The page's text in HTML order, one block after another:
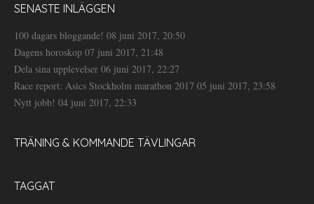
SENASTE INLÄGGEN
100 dagars bloggande! 08 juni 2017, 20:50
Dagens horoskop 07 juni 2017, 21:48
Dela sina upplevelser 06 juni 2017, 22:27
Race report: Asics Stockholm marathon 2017 05 juni 2017, 23:58
Nytt jobb! 04 juni 2017, 22:33
TRÄNING & KOMMANDE TÄVLINGAR
TAGGAT